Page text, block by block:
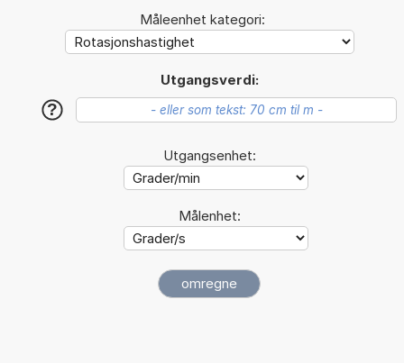
Måleenhet kategori:
Utgangsverdi:
?
Utgangsenhet:
Målenhet: